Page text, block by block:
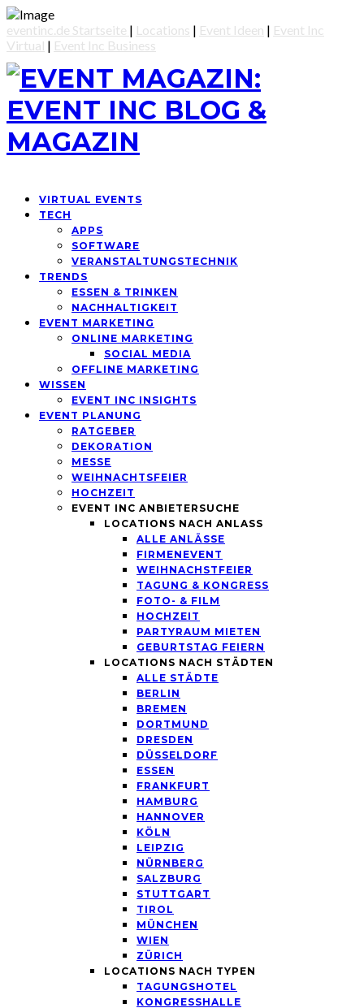
eventinc.de Startseite | Locations | Event Ideen | Event Inc
Virtual | Event Inc Business
VIRTUAL EVENTS
TECH
APPS
SOFTWARE
VERANSTALTUNGSTECHNIK
TRENDS
ESSEN & TRINKEN
NACHHALTIGKEIT
EVENT MARKETING
ONLINE MARKETING
SOCIAL MEDIA
OFFLINE MARKETING
WISSEN
EVENT INC INSIGHTS
EVENT PLANUNG
RATGEBER
DEKORATION
MESSE
WEIHNACHTSFEIER
HOCHZEIT
EVENT INC ANBIETERSUCHE
LOCATIONS NACH ANLASS
ALLE ANLÄSSE
FIRMENEVENT
WEIHNACHSTFEIER
TAGUNG & KONGRESS
FOTO- & FILM
HOCHZEIT
PARTYRAUM MIETEN
GEBURTSTAG FEIERN
LOCATIONS NACH STÄDTEN
ALLE STÄDTE
BERLIN
BREMEN
DORTMUND
DRESDEN
DÜSSELDORF
ESSEN
FRANKFURT
HAMBURG
HANNOVER
KÖLN
LEIPZIG
NÜRNBERG
SALZBURG
STUTTGART
TIROL
MÜNCHEN
WIEN
ZÜRICH
LOCATIONS NACH TYPEN
TAGUNGSHOTEL
KONGRESSHALLE